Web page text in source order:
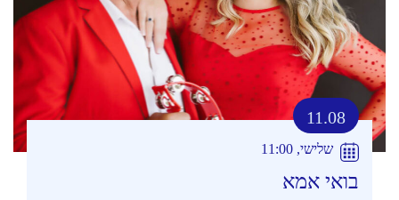
11.08
שלישי, 11:00
בואי אמא